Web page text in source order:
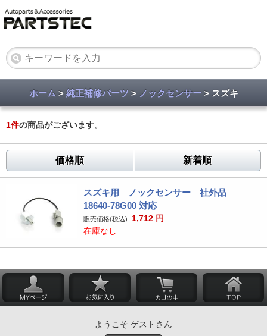
ホーム > 純正補修パーツ > ノックセンサー> スズキ
1件の商品がございます。
価格順 新着順
スズキ用 ノックセンサー 社外品
18640-78G00 対応
販売価格(税込): 1,712 円
在庫なし
ようこそ ゲストさん